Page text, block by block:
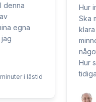
denna
egna
i lästid
Hur
Ska
Hur